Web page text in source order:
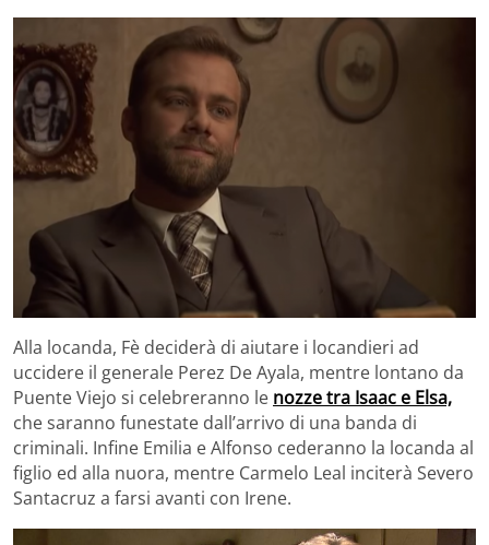
Alla locanda, Fè deciderà di aiutare i locandieri ad
uccidere il generale Perez De Ayala, mentre lontano da
Puente Viejo si celebreranno le nozze tra Isaac e Elsa,
che saranno funestate dall’arrivo di una banda di
criminali. Infine Emilia e Alfonso cederanno la locanda al
figlio ed alla nuora, mentre Carmelo Leal inciterà Severo
Santacruz a farsi avanti con Irene.